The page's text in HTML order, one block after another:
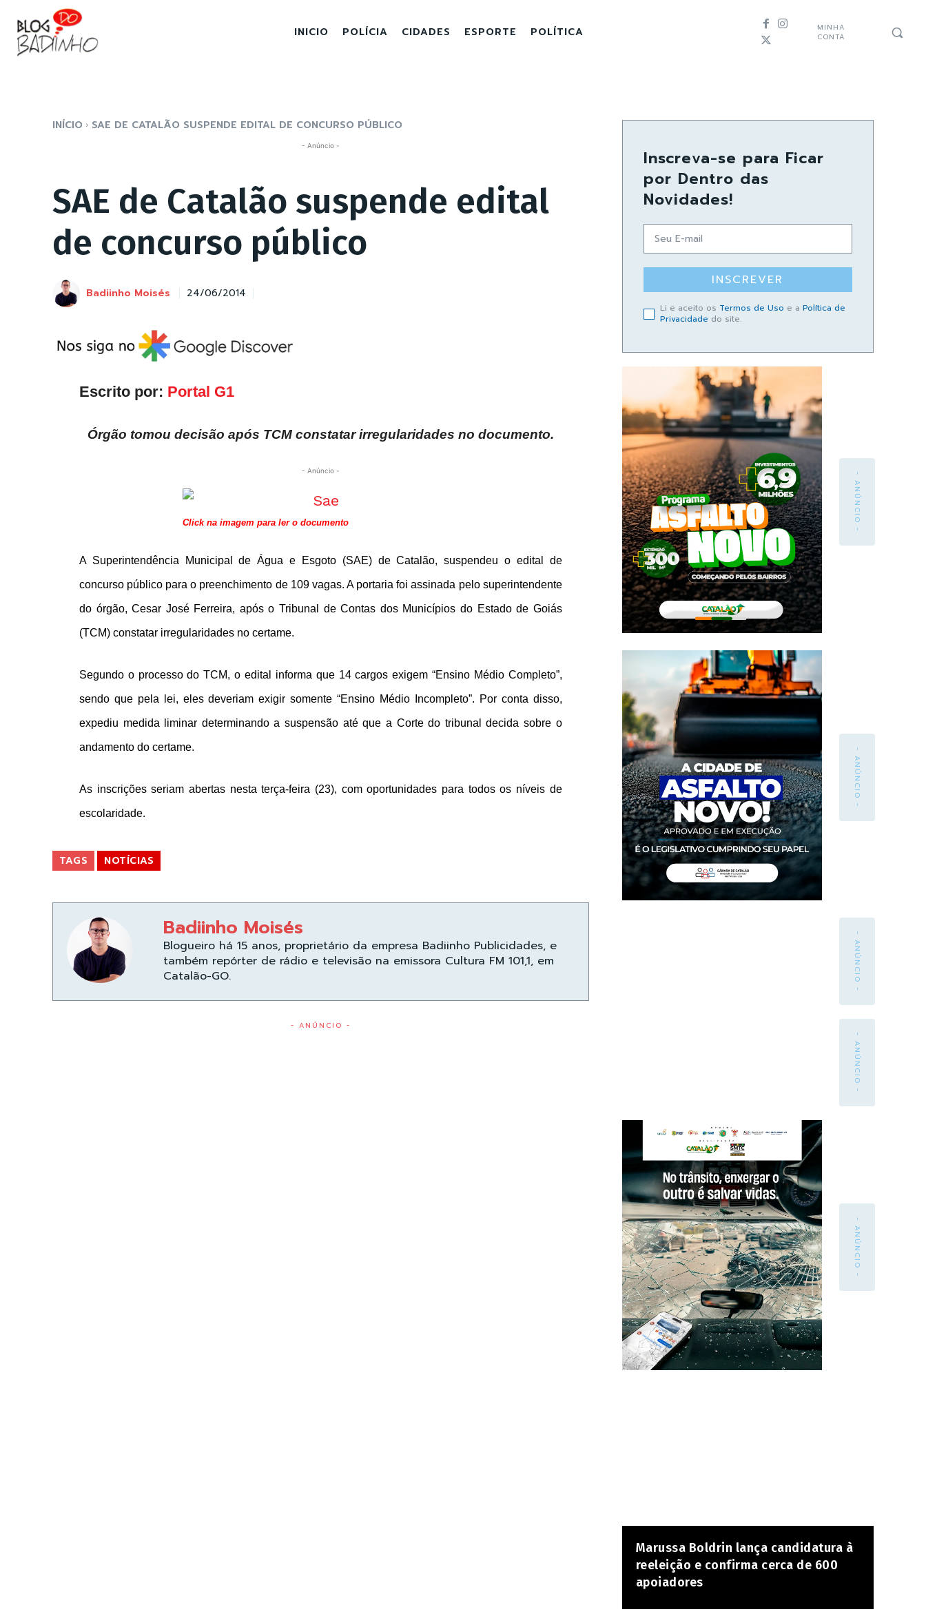
INICIO POLÍCIA CIDADES ESPORTE POLÍTICA
MINHA
CONTA
INÍCIO SAE DE CATALÃO SUSPENDE EDITAL DE CONCURSO PÚBLICO
- Anúncio -
SAE de Catalão suspende edital
de concurso público
Badiinho Moisés 24/06/2014
Escrito por: Portal G1
Órgão tomou decisão após TCM constatar irregularidades no documento.
- Anúncio -
Click na imagem para ler o documento
A Superintendência Municipal de Água e Esgoto (SAE) de Catalão, suspendeu o edital de
concurso público para o preenchimento de 109 vagas. A portaria foi assinada pelo superintendente
do órgão, Cesar José Ferreira, após o Tribunal de Contas dos Municípios do Estado de Goiás
(TCM) constatar irregularidades no certame.
Segundo o processo do TCM, o edital informa que 14 cargos exigem “Ensino Médio Completo”,
sendo que pela lei, eles deveriam exigir somente “Ensino Médio Incompleto”. Por conta disso,
expediu medida liminar determinando a suspensão até que a Corte do tribunal decida sobre o
andamento do certame.
As inscrições seriam abertas nesta terça-feira (23), com oportunidades para todos os níveis de
escolaridade.
TAGS NOTÍCIAS
Badiinho Moisés
Blogueiro há 15 anos, proprietário da empresa Badiinho Publicidades, e
também repórter de rádio e televisão na emissora Cultura FM 101,1, em
Catalão-GO.
- ANÚNCIO -
Inscreva-se para Ficar
por Dentro das
Novidades!
INSCREVER
Li e aceito os Termos de Uso e a Política de
Privacidade do site.
- ANÚNCIO -
- ANÚNCIO -
- ANÚNCIO -
- ANÚNCIO -
- ANÚNCIO -
Marussa Boldrin lança candidatura à
reeleição e confirma cerca de 600
apoiadores